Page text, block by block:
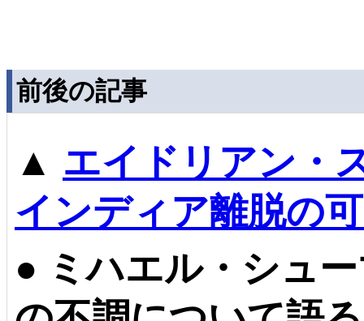
前後の記事
▲ エイドリアン・
インディア離脱の
● ミハエル・シュ